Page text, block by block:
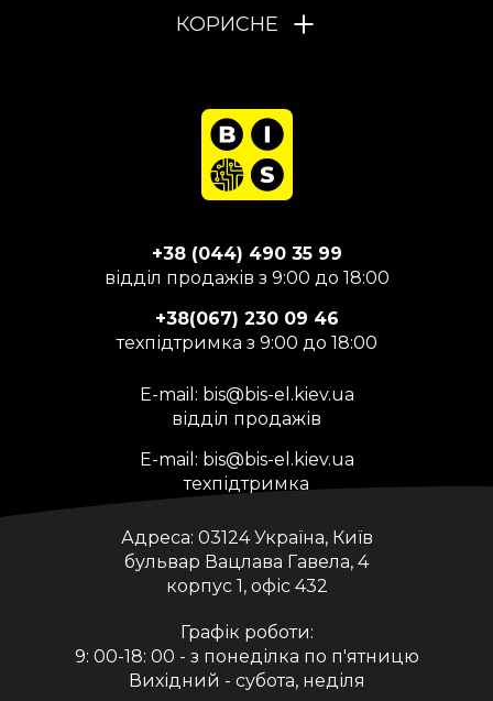
КОРИСНЕ
+38 (044) 490 35 99
відділ продажів з 9:00 до 18:00
+38(067) 230 09 46
техпідтримка з 9:00 до 18:00
E-mail: bis@bis-el.kiev.ua
відділ продажів
E-mail: bis@bis-el.kiev.ua
техпідтримка
Адреса: 03124 Україна, Київ
бульвар Вацлава Гавела, 4
корпус 1, офіс 432
Графік роботи:
9: 00-18: 00 - з понеділка по п'ятницю
Вихідний - субота, неділя